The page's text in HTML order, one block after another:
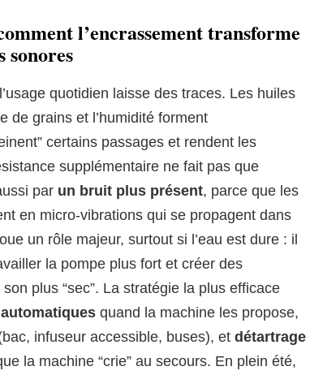
l’encrassement transforme
sonores
quotidien laisse des traces. Les huiles
de grains et l’humidité forment
certains passages et rendent les
supplémentaire ne fait pas que
par un bruit plus présent, parce que les
en micro-vibrations qui se propagent dans
un rôle majeur, surtout si l’eau est dure : il
la pompe plus fort et créer des
plus “sec”. La stratégie la plus efficace
quand la machine les propose,
infuseur accessible, buses), et détartrage
la machine “crie” au secours. En plein été,